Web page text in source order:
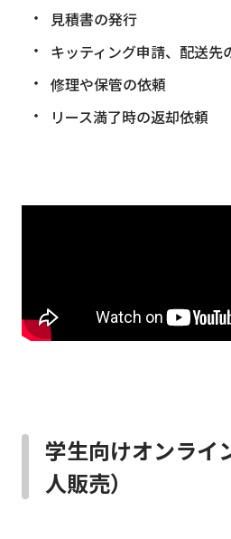
見積書の発行
キッティング申請、配送先
修理や保管の依頼
リース満了時の返却依頼
学生向けオンライ
人販売）